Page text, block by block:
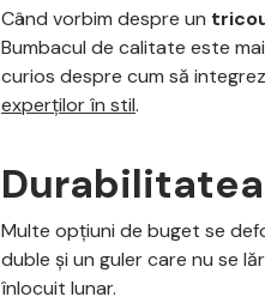
Când vorbim despre un
Bumbacul de calitate este
curios despre cum să
experților în stil.
Multe opțiuni de buget se
duble și un guler care nu se
înlocuit lunar.